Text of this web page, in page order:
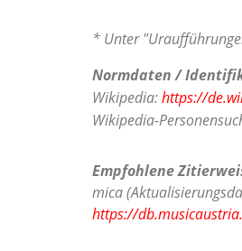
* Unter
Normdaten /
Wikipedia:https://
Wikipedia-
Empfohlene
mica
https://